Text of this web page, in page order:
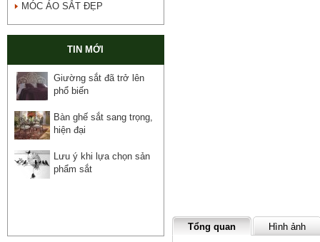
MÓC ÁO SẮT ĐẸP
TIN MỚI
Giường sắt đã trở lên
phổ biến
Bàn ghế sắt sang trọng,
hiện đại
Lưu ý khi lựa chọn sản
phẩm sắt
Tổng quan Hình ảnh